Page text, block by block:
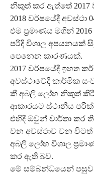
නිකුත් කර ඇත්තේ 2017
2018 වර්ෂයේදී
එම ප්‍රමාණය මගින්
පරිදි විශාල අපයනයක්
පෙනෙන කාරණයක්.
2017 වර්ෂයේදී ඉහත
අවස්ථාවේදී කාර්මික
කී අබලි ලෝහ නිකුත්
ආකාරයට ස්ථානීය
එහිදී ඔවුන් වාර්තා කර
වන අවස්ථාව වන විටත්
අබලි ලෝහ විශාල
කර ඇති බව.
මේ සම්බන්ධයෙන් පසුව